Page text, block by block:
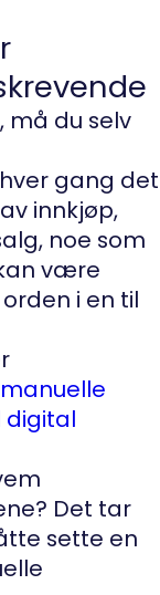
må du selv
gang det
innkjøp,
noe som
være
i en til
digital
Det tar
sette en